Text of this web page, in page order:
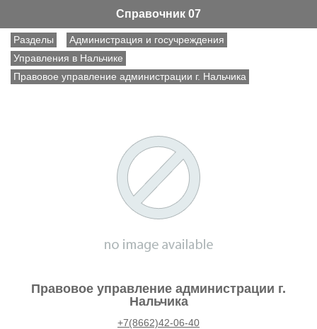
Справочник 07
Разделы
Администрация и госучреждения
Управления в Нальчике
Правовое управление администрации г. Нальчика
Правовое управление администрации г.
Нальчика
+7(8662)42-06-40